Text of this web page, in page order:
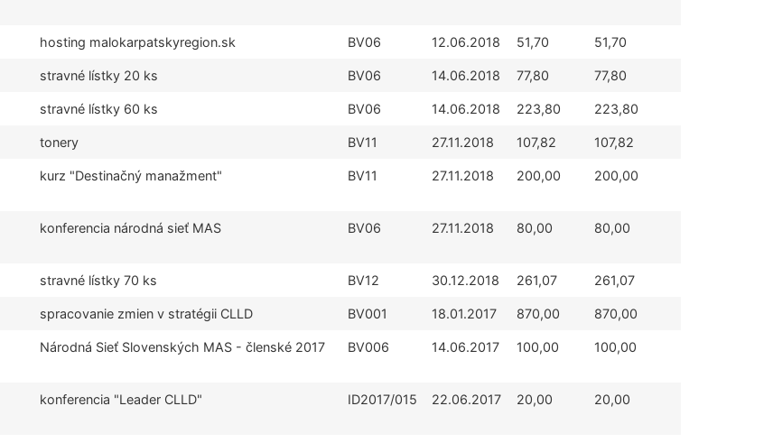
hosting malokarpatskyregion.sk BV06 12.06.2018 51,70 51,70
stravné lístky 20 ks BV06 14.06.2018 77,80 77,80
stravné lístky 60 ks BV06 14.06.2018 223,80 223,80
tonery BV11 27.11.2018 107,82 107,82
kurz "Destinačný manažment" BV11 27.11.2018 200,00 200,00
konferencia národná sieť MAS BV06 27.11.2018 80,00 80,00
stravné lístky 70 ks BV12 30.12.2018 261,07 261,07
spracovanie zmien v stratégii CLLD BV001 18.01.2017 870,00 870,00
Národná Sieť Slovenských MAS - členské 2017 BV006 14.06.2017 100,00 100,00
konferencia "Leader CLLD" ID2017/015 22.06.2017 20,00 20,00